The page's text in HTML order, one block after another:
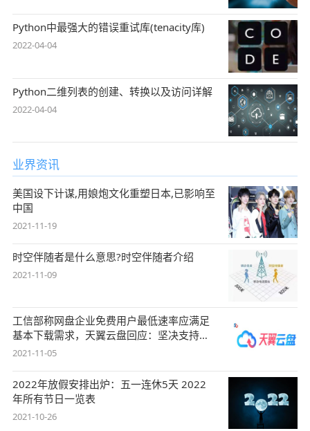
Python中最强大的错误重试库(tenacity库)
2022-04-04
Python二维列表的创建、转换以及访问详解
2022-04-04
业界资讯
美国设下计谋,用娘炮文化重塑日本,已影响至
中国
2021-11-19
时空伴随者是什么意思?时空伴随者介绍
2021-11-09
工信部称网盘企业免费用户最低速率应满足
基本下载需求，天翼云盘回应：坚决支持，
始终
2021-11-05
2022年放假安排出炉：五一连休5天 2022
年所有节日一览表
2021-10-26